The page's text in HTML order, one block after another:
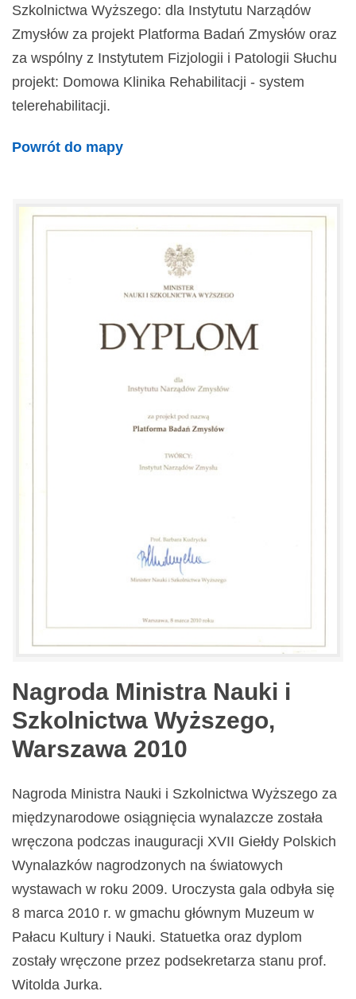
Szkolnictwa Wyższego: dla Instytutu Narządów
Zmysłów za projekt Platforma Badań Zmysłów oraz
za wspólny z Instytutem Fizjologii i Patologii Słuchu
projekt: Domowa Klinika Rehabilitacji - system
telerehabilitacji.
Powrót do mapy
Nagroda Ministra Nauki i
Szkolnictwa Wyższego,
Warszawa 2010
Nagroda Ministra Nauki i Szkolnictwa Wyższego za
międzynarodowe osiągnięcia wynalazcze została
wręczona podczas inauguracji XVII Giełdy Polskich
Wynalazków nagrodzonych na światowych
wystawach w roku 2009. Uroczysta gala odbyła się
8 marca 2010 r. w gmachu głównym Muzeum w
Pałacu Kultury i Nauki. Statuetka oraz dyplom
zostały wręczone przez podsekretarza stanu prof.
Witolda Jurka.